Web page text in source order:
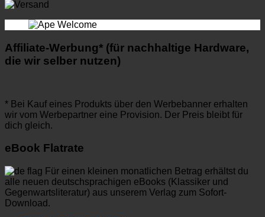
Affiliate-Werbung* (für nachhaltige Hardware,
die wir selber nutzen)
* Bei Kauf eines Produkts über den Werbebanner erhalten
wir vom Werbepartner eine Provision. Der Preis bleibt für
dich gleich.
eBook Flatrate
Für einen kleinen monatlichen Betrag erhältst du
alle neuen deutschsprachigen eBooks (Klassiker und
Gegenwartsliteratur) aus unserem Verlag zum Sofort-
Download.